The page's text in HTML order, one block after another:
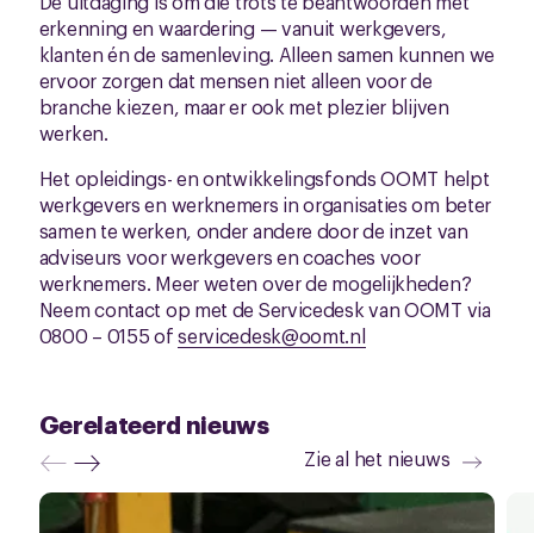
erkenning en waardering — vanuit werkgevers,
klanten én de samenleving. Alleen samen kunnen we
ervoor zorgen dat mensen niet alleen voor de
branche kiezen, maar er ook met plezier blijven
werken.
Het opleidings- en ontwikkelingsfonds OOMT helpt
werkgevers en werknemers in organisaties om beter
samen te werken, onder andere door de inzet van
adviseurs voor werkgevers en coaches voor
werknemers. Meer weten over de mogelijkheden?
Neem contact op met de Servicedesk van OOMT via
0800 – 0155 ofservicedesk@oomt.nl
Gerelateerd nieuws
Zie al het nieuws